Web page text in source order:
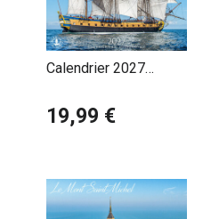
Calendrier 2027
19,99 €